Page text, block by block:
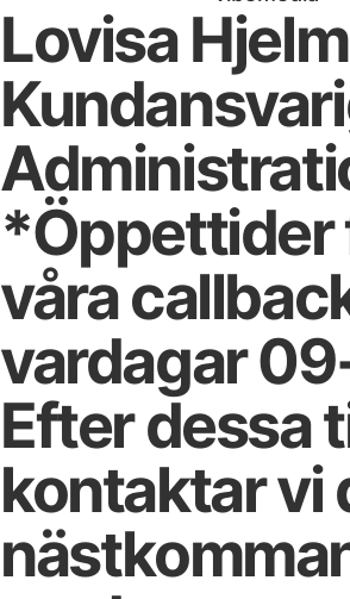
Lovisa Hjelm
*Öppettider
våra
vardagar
Efter dessa
kontaktar vi